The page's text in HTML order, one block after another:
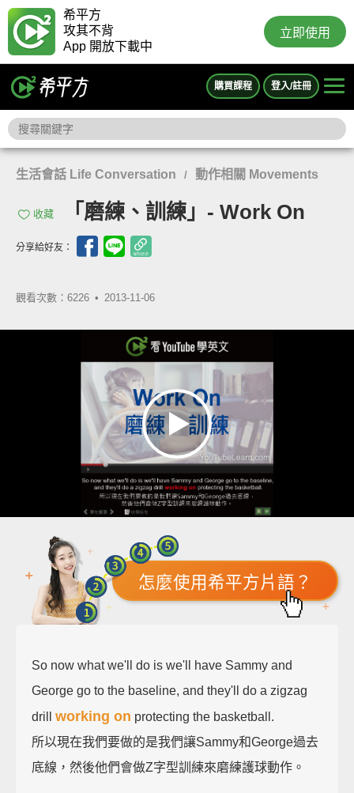
希平方
攻其不背
App 開放下載中
立即使用
購買課程 登入/註冊
生活會話 Life Conversation / 動作相關 Movements
收藏 「磨練、訓練」- Work On
分享給好友：
觀看次數：6226 • 2013-11-06
怎麼使用希平方片語？
So now what we'll do is we'll have Sammy and
George go to the baseline, and they'll do a zigzag
drill working on protecting the basketball.
所以現在我們要做的是我們讓Sammy和George過去
底線，然後他們會做Z字型訓練來磨練護球動作。